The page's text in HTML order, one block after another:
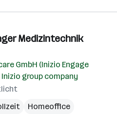
Medizintechnik
GmbH (Inizio Engage
group company
Homeoffice